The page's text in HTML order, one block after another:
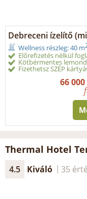
Debreceni ízelítő
Wellness részleg: 40 m
Előrefizetés nélkül
Kötbérmentes
Fizethetsz SZÉP
66
Thermal Hotel
4.5 Kiváló 35